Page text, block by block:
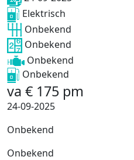
Elektrisch
Onbekend
Onbekend
Onbekend
Onbekend
va € 175 pm
24-09-2025
Onbekend
Onbekend